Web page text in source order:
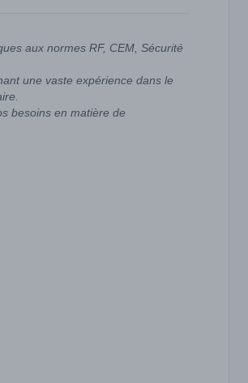
aux normes RF, CEM, Sécurité
une vaste expérience dans le
besoins en matière de